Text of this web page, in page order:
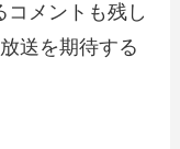
メントも残し
送を期待する